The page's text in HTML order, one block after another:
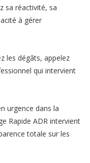
sa réactivité, sa
à gérer
les dégâts, appelez
qui intervient
urgence dans la
Rapide ADR intervient
totale sur les